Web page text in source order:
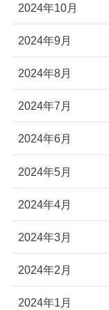
2024年10月
2024年9月
2024年8月
2024年7月
2024年6月
2024年5月
2024年4月
2024年3月
2024年2月
2024年1月